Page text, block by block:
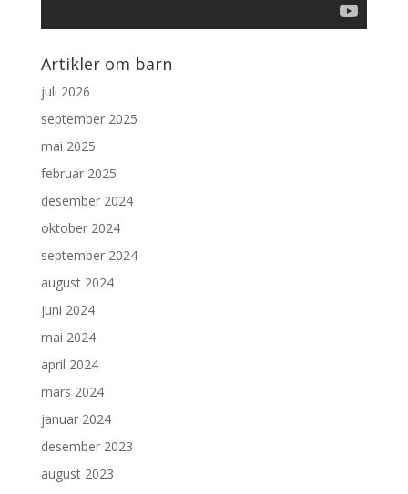
Artikler om barn
juli 2026
september 2025
mai 2025
februar 2025
desember 2024
oktober 2024
september 2024
august 2024
juni 2024
mai 2024
april 2024
mars 2024
januar 2024
desember 2023
august 2023